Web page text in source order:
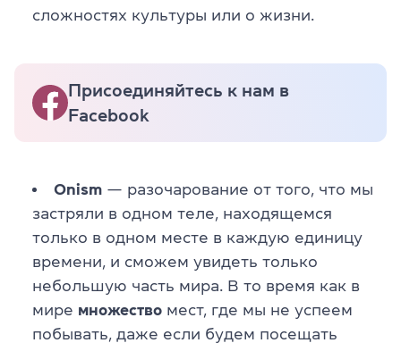
сложностях культуры или о жизни.
Присоединяйтесь к нам в
Facebook
Onism — разочарование от того, что мы
застряли в одном теле, находящемся
только в одном месте в каждую единицу
времени, и сможем увидеть только
небольшую часть мира. В то время как в
мире множество мест, где мы не успеем
побывать, даже если будем посещать